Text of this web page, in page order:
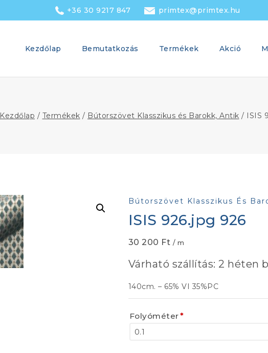
+36 30 9217 847 primtex@primtex.hu
Kezdőlap Bemutatkozás Termékek Akció
Kezdőlap / Termékek / Bútorszövet Klasszikus és Barokk, Antik / ISIS
Bútorszövet Klasszikus És
ISIS 926.jpg 926
30 200 Ft / m
Várható szállítás: 2 héten
140cm. – 65% VI 35%PC
Folyóméter*